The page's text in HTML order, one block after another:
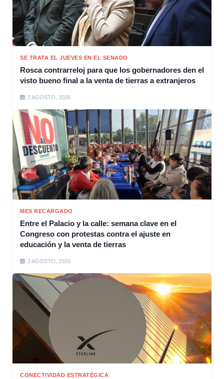
SE TRATA EL JUEVES EN EL SENADO
Rosca contrarreloj para que los gobernadores den el
visto bueno final a la venta de tierras a extranjeros
3 AGOSTO, 2026
MES RECARGADO
Entre el Palacio y la calle: semana clave en el
Congreso con protestas contra el ajuste en
educación y la venta de tierras
2 AGOSTO, 2026
CONECTIVIDAD ESTRATÉGICA